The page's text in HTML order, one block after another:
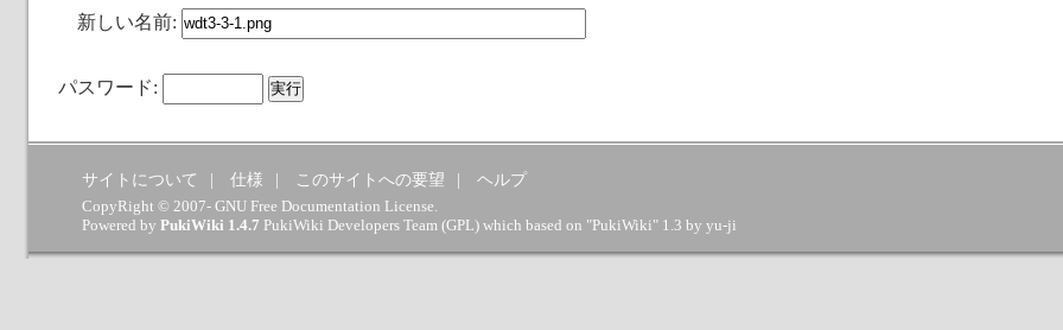
新しい名前:
パスワード:
サイトについて 仕様 このサイトへの要望 ヘルプ
CopyRight © 2007- GNU Free Documentation License.
Powered by PukiWiki 1.4.7 PukiWiki Developers Team (GPL) which based on "PukiWiki" 1.3 by yu-ji